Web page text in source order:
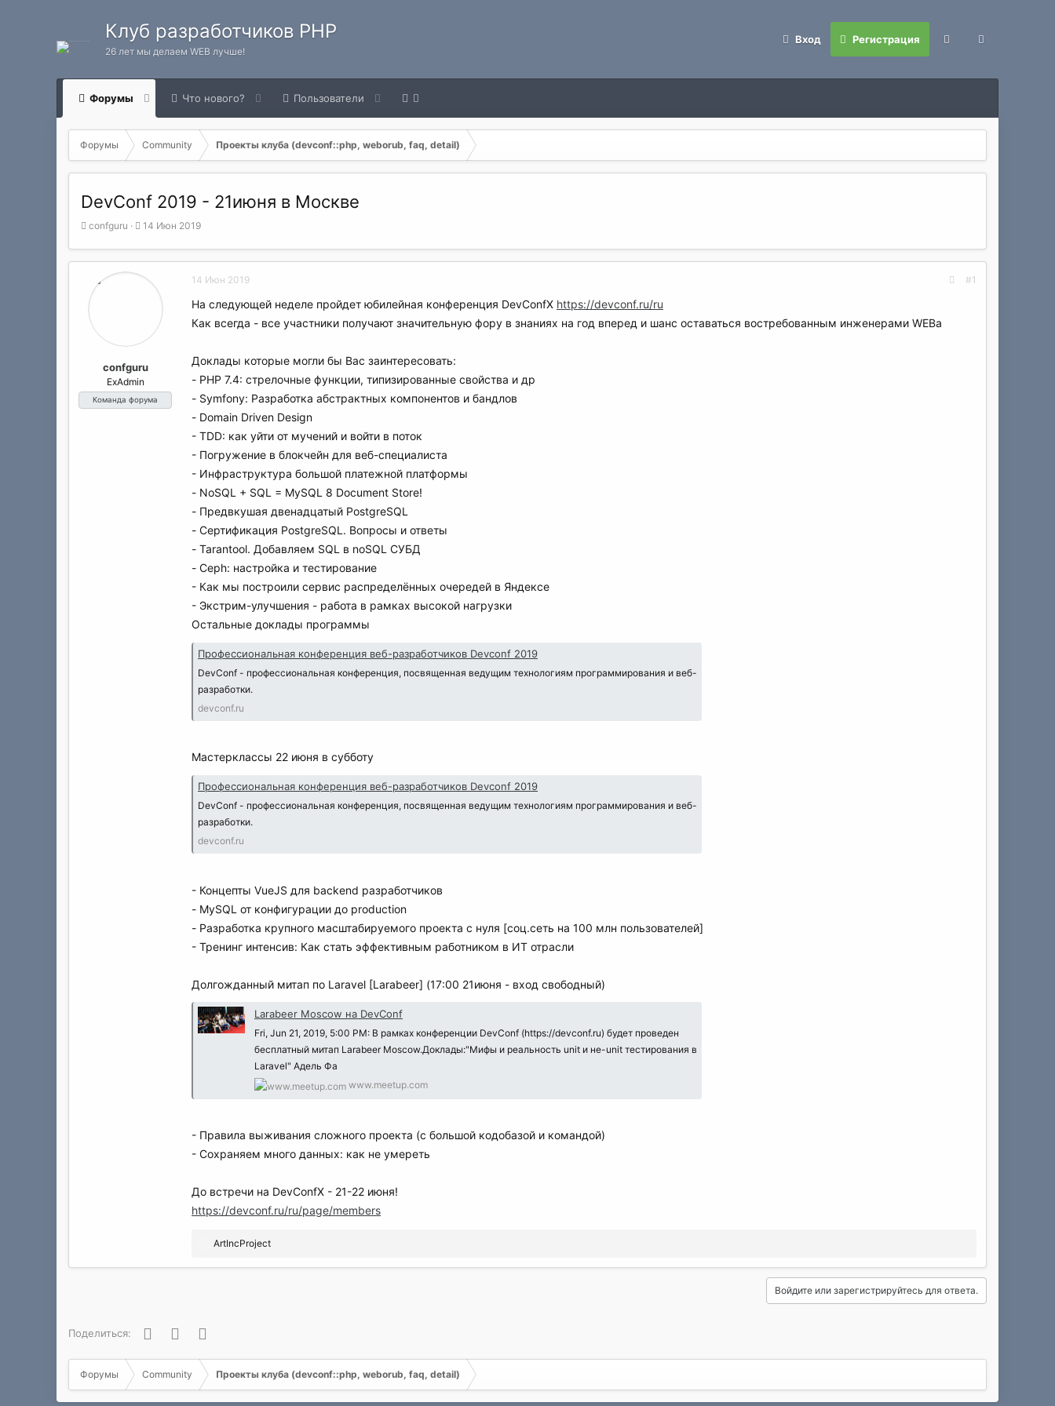
Клуб разработчиков PHP
26 лет мы делаем WEB лучше!
Вход Регистрация
Форумы Что нового? Пользователи
Форумы Community Проекты клуба (devconf::php, weborub, faq, detail)
DevConf 2019 - 21июня в Москве
А
т
т
м
confguru
Д
т
н
л
14 Июн 2019
confguru
ExAdmin
Команда форума
14 Июн 2019 #1
На следующей неделе пройдет юбилейная конференция DevConfX https://devconf.ru/ru
Как всегда - все участники получают значительную фору в знаниях на год вперед и шанс оставаться востребованным инженерами WEBa
Доклады которые могли бы Вас заинтересовать:
- PHP 7.4: стрелочные функции, типизированные свойства и др
- Symfony: Разработка абстрактных компонентов и бандлов
- Domain Driven Design
- TDD: как уйти от мучений и войти в поток
- Погружение в блокчейн для веб-специалиста
- Инфраструктура большой платежной платформы
- NoSQL + SQL = MySQL 8 Document Store!
- Предвкушая двенадцатый PostgreSQL
- Сертификация PostgreSQL. Вопросы и ответы
- Tarantool. Добавляем SQL в noSQL СУБД
- Ceph: настройка и тестирование
- Как мы построили сервис распределённых очередей в Яндексе
- Экстрим-улучшения - работа в рамках высокой нагрузки
Остальные доклады программы
Профессиональная конференция веб-разработчиков Devconf 2019
DevConf - профессиональная конференция, посвященная ведущим технологиям программирования и веб-
разработки.
devconf.ru
Мастерклассы 22 июня в субботу
Профессиональная конференция веб-разработчиков Devconf 2019
DevConf - профессиональная конференция, посвященная ведущим технологиям программирования и веб-
разработки.
devconf.ru
- Концепты VueJS для backend разработчиков
- MySQL от конфигурации до production
- Разработка крупного масштабируемого проекта с нуля [соц.сеть на 100 млн пользователей]
- Тренинг интенсив: Как стать эффективным работником в ИТ отрасли
Долгожданный митап по Laravel [Larabeer] (17:00 21июня - вход свободный)
Larabeer Moscow на DevConf
Fri, Jun 21, 2019, 5:00 PM: В рамках конференции DevConf (https://devconf.ru) будет проведен
бесплатный митап Larabeer Moscow.Доклады:"Мифы и реальность unit и не-unit тестирования в
Laravel" Адель Фа
www.meetup.com
- Правила выживания сложного проекта (с большой кодобазой и командой)
- Сохраняем много данных: как не умереть
До встречи на DevConfX - 21-22 июня!
https://devconf.ru/ru/page/members
Р
а
ArtIncProject
Войдите или зарегистрируйтесь для ответа.
Поделиться: Facebook
Twitter
Форумы Community Проекты клуба (devconf::php, weborub, faq, detail)